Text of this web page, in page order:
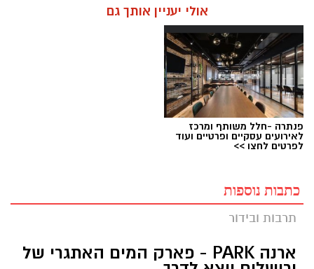
אולי יעניין אותך גם
פנתרה -חלל משותף ומרכז
לאירועים עסקיים ופרטיים ועוד
לפרטים לחצו >>
כתבות נוספות
תרבות ובידור
ארנה PARK - פארק המים האתגרי של